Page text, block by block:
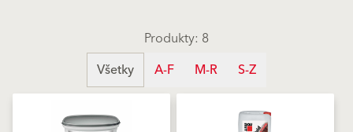
Produkty: 8
Všetky
A-F M-R S-Z